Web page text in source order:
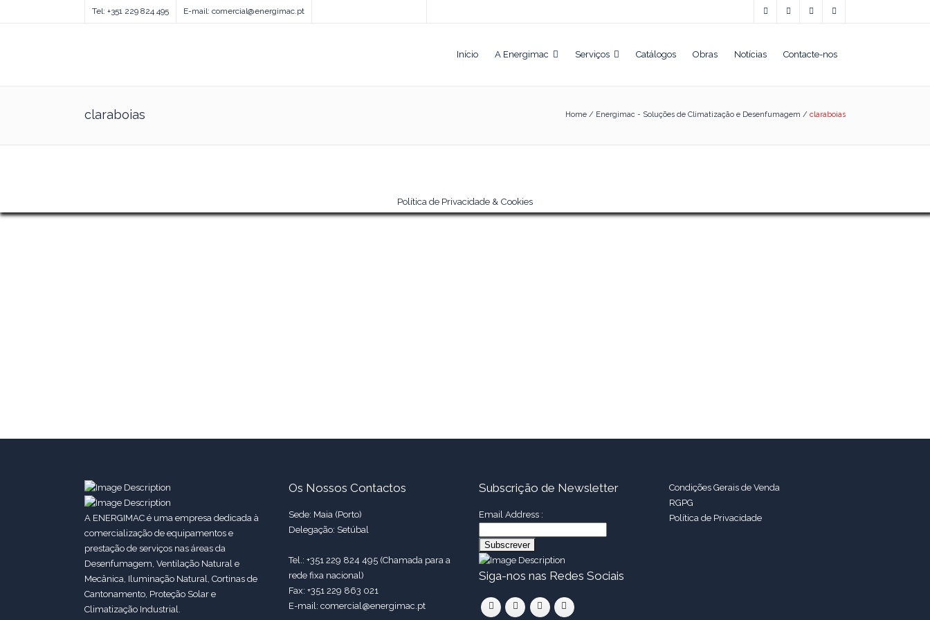
Tel: +351 229 824 495 E-mail: comercial@energimac.pt
Início A Energimac Serviços Catálogos Obras Notícias Contacte-nos
claraboias Home / Energimac - Soluções de Climatização e Desenfumagem / claraboias
A ENERGIMAC é uma empresa dedicada à
comercialização de equipamentos e
prestação de serviços nas áreas da
Desenfumagem, Ventilação Natural e
Mecânica, Iluminação Natural, Cortinas de
Cantonamento, Proteção Solar e
Climatização Industrial.
Os Nossos Contactos
Sede: Maia (Porto)
Delegação: Setúbal
Tel.: +351 229 824 495 (Chamada para a
rede fixa nacional)
Fax: +351 229 863 021
E-mail: comercial@energimac.pt
Subscrição de Newsletter
Email Address :
Siga-nos nas Redes Sociais
Condições Gerais de Venda
RGPG
Política de Privacidade
Política de Privacidade & Cookies